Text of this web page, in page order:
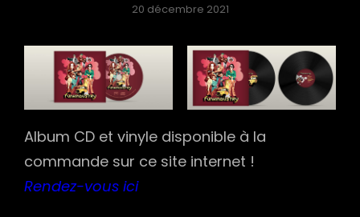
Posted
20 décembre 2021
Album CD et vinyle disponible à la
commande sur ce site internet !
Rendez-vous ici